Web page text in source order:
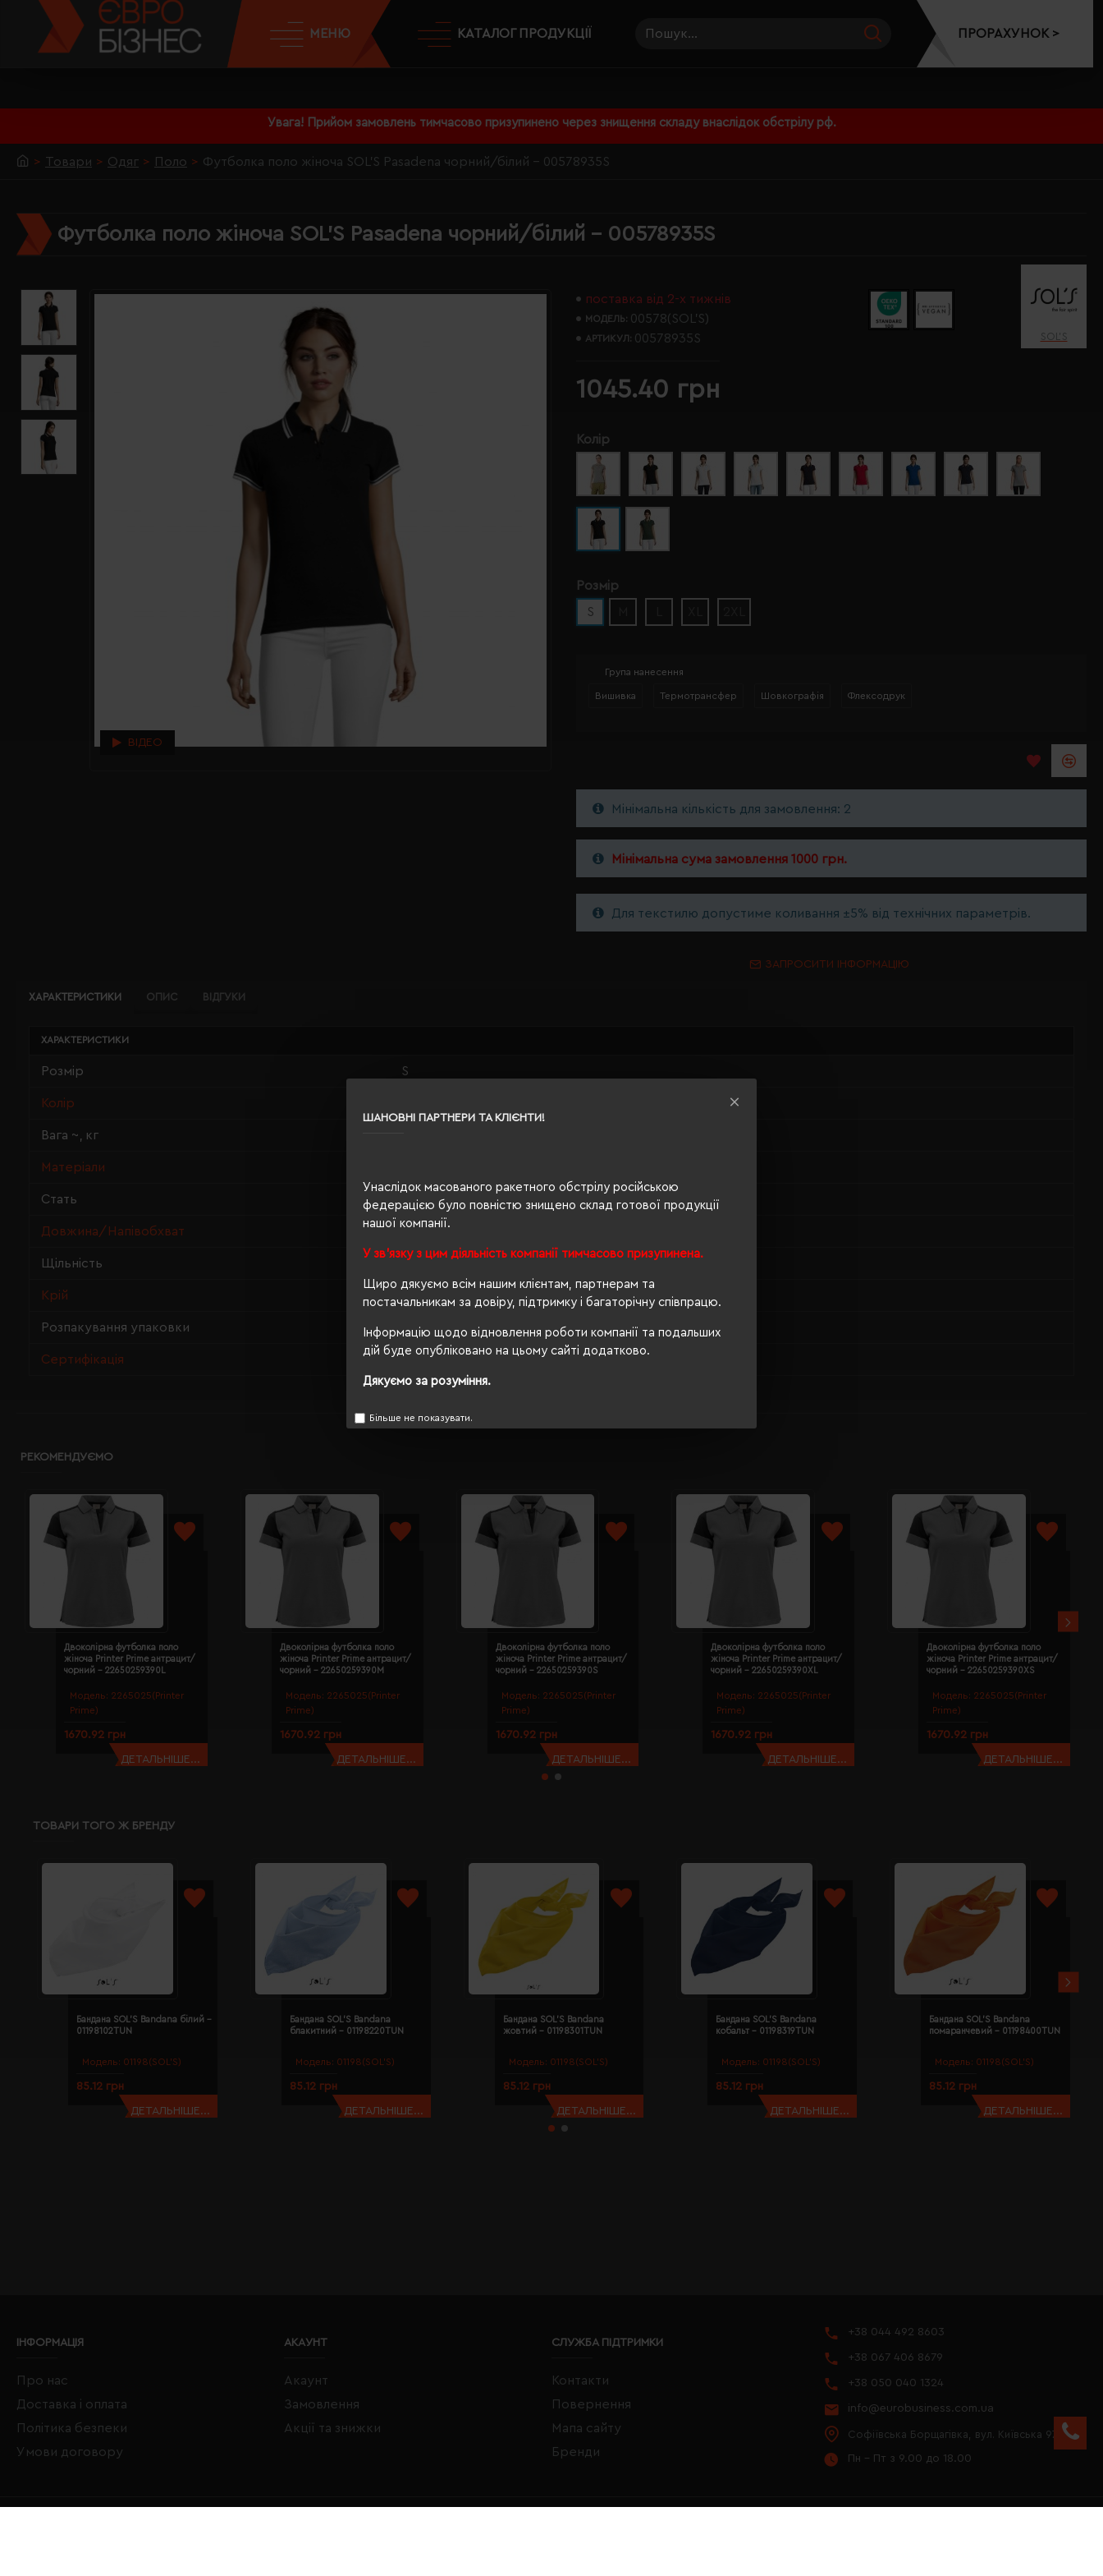
ШАНОВНІ ПАРТНЕРИ ТА КЛІЄНТИ!
Унаслідок масованого ракетного обстрілу російською
федерацією було повністю знищено склад готової продукції
нашої компанії.
У зв'язку з цим діяльність компанії тимчасово призупинена.
Щиро дякуємо всім нашим клієнтам, партнерам та
постачальникам за довіру, підтримку і багаторічну співпрацю.
Інформацію щодо відновлення роботи компанії та подальших
дій буде опубліковано на цьому сайті додатково.
Дякуємо за розуміння.
Більше не показувати.
Увага! Прийом замовлень тимчасово призупинено через знищення складу внаслідок обстрілу рф.
МЕНЮ КАТАЛОГ ПРОДУКЦІЇ ПРОРАХУНОК >
Товари Одяг Поло Футболка поло жіноча SOL'S Pasadena чорний/білий - 00578935S
Футболка поло жіноча SOL'S Pasadena чорний/білий - 00578935S
ВІДЕО
поставка від 2-х тижнів
МОДЕЛЬ: 00578(SOL’S)
АРТИКУЛ: 00578935S SOL’S
1045.40 грн
Колір
Розмір
S
Група нанесення
Вишивка Термотрансфер Шовкографія Флексодрук
Мінімальна кількість для замовлення: 2
Мінімальна сума замовлення 1000 грн.
Для текстилю допустиме коливання ±5% від технічних параметрів.
ЗАПРОСИТИ ІНФОРМАЦІЮ
ХАРАКТЕРИСТИКИ ОПИС ВІДГУКИ
ХАРАКТЕРИСТИКИ
Розмір S
Колір
Вага ~, кг
Матеріали
Стать жіноча
Довжина/Напівобхват 63/42
Щільність 200 г/м²
Крій
Розпакування упаковки Ні
Сертифікація OEKO-TEX® Standard 100, PETA-Approved Vegan
РЕКОМЕНДУЄМО
Модель: 2265025(Printer
Prime)
Двоколірна футболка поло
жіноча Printer Prime антрацит/
чорний - 22650259390L
1670.92 грн
ДЕТАЛЬНІШЕ...
Модель: 2265025(Printer
Prime)
Двоколірна футболка поло
жіноча Printer Prime антрацит/
чорний - 22650259390M
1670.92 грн
ДЕТАЛЬНІШЕ...
Модель: 2265025(Printer
Prime)
Двоколірна футболка поло
жіноча Printer Prime антрацит/
чорний - 22650259390S
1670.92 грн
ДЕТАЛЬНІШЕ...
Модель: 2265025(Printer
Prime)
Двоколірна футболка поло
жіноча Printer Prime антрацит/
чорний - 22650259390XL
1670.92 грн
ДЕТАЛЬНІШЕ...
Модель: 2265025(Printer
Prime)
Двоколірна футболка поло
жіноча Printer Prime антрацит/
чорний - 22650259390XS
1670.92 грн
ДЕТАЛЬНІШЕ...
ТОВАРИ ТОГО Ж БРЕНДУ
Модель: 01198(SOL’S)
Бандана SOL'S Bandana білий -
01198102TUN
85.12 грн
ДЕТАЛЬНІШЕ...
Модель: 01198(SOL’S)
Бандана SOL'S Bandana
блакитний - 01198220TUN
85.12 грн
ДЕТАЛЬНІШЕ...
Модель: 01198(SOL’S)
Бандана SOL'S Bandana
жовтий - 01198301TUN
85.12 грн
ДЕТАЛЬНІШЕ...
Модель: 01198(SOL’S)
Бандана SOL'S Bandana
кобальт - 01198319TUN
85.12 грн
ДЕТАЛЬНІШЕ...
Модель: 01198(SOL’S)
Бандана SOL'S Bandana
помаранчевий - 01198400TUN
85.12 грн
ДЕТАЛЬНІШЕ...
ІНФОРМАЦІЯ
Про нас
Доставка і оплата
Політика безпеки
Умови договору
АКАУНТ
Акаунт
Замовлення
Акції та знижки
СЛУЖБА ПІДТРИМКИ
Контакти
Повернення
Мапа сайту
Бренди
+38 044 492 8603
+38 067 406 8679
+38 050 040 1324
info@eurobusiness.com.ua
Софіївська Борщагівка, вул. Київська 97
Пн - Пт з 9.00 до 18.00